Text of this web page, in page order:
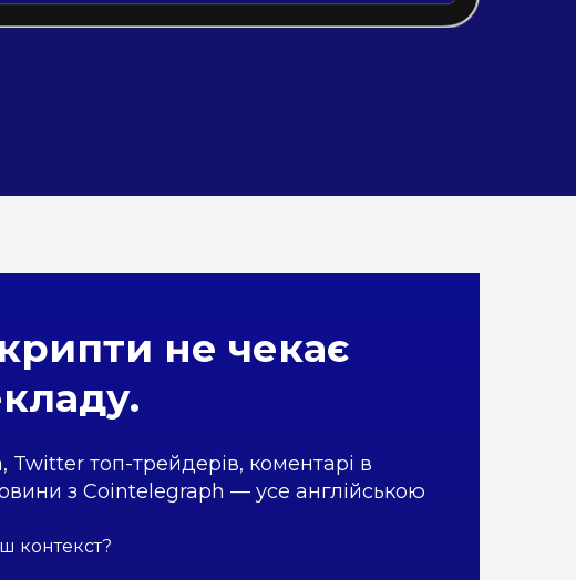
не чекає
Twitter топ-трейдерів, коментарі в
з Cointelegraph — усе англійською.
контекст?